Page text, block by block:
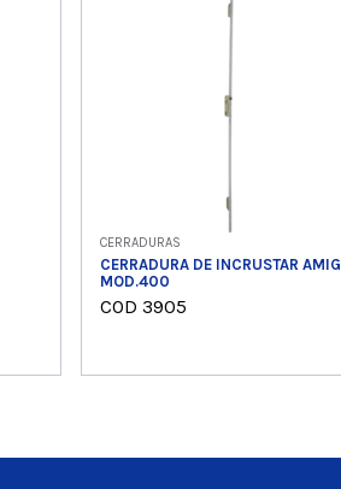
CERRADURAS
CERRADURA DE INCRUSTAR AMIG
MOD.400
COD 3905